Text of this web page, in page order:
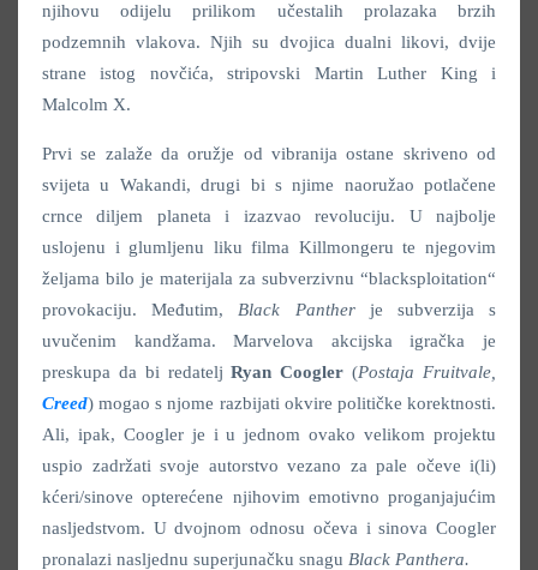
njihovu odijelu prilikom učestalih prolazaka brzih
podzemnih vlakova. Njih su dvojica dualni likovi, dvije
strane istog novčića, stripovski Martin Luther King i
Malcolm X.
Prvi se zalaže da oružje od vibranija ostane skriveno od
svijeta u Wakandi, drugi bi s njime naoružao potlačene
crnce diljem planeta i izazvao revoluciju. U najbolje
uslojenu i glumljenu liku filma Killmongeru te njegovim
željama bilo je materijala za subverzivnu “blacksploitation“
provokaciju. Međutim, Black Pantherje subverzija s
uvučenim kandžama. Marvelova akcijska igračka je
preskupa da bi redateljRyan Coogler(Postaja Fruitvale,
Creed) mogao s njome razbijati okvire političke korektnosti.
Ali, ipak, Coogler je i u jednom ovako velikom projektu
uspio zadržati svoje autorstvo vezano za pale očeve i(li)
kćeri/sinove opterećene njihovim emotivno proganjajućim
nasljedstvom. U dvojnom odnosu očeva i sinova Coogler
pronalazi nasljednu superjunačku snagu Black Panthera.